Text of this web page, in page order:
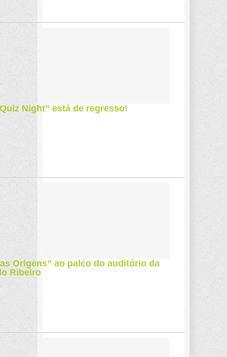
Night” está de regresso!
Origens” ao palco do auditório da
Ribeiro